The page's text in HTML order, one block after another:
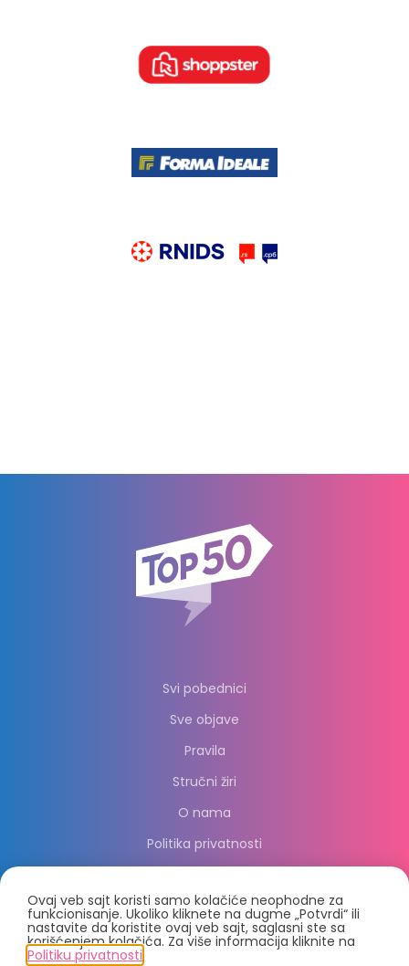
Svi pobednici
Sve objave
Pravila
Stručni žiri
O nama
Politika privatnosti
Ovaj veb sajt koristi samo kolačiće neophodne za
funkcionisanje. Ukoliko kliknete na dugme „Potvrdi“ ili
nastavite da koristite ovaj veb sajt, saglasni ste sa
korišćenjem kolačića. Za više informacija kliknite na
Politiku privatnosti